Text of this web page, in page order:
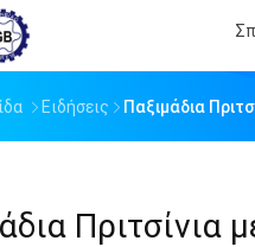
Ειδήσεις Παξιμάδια